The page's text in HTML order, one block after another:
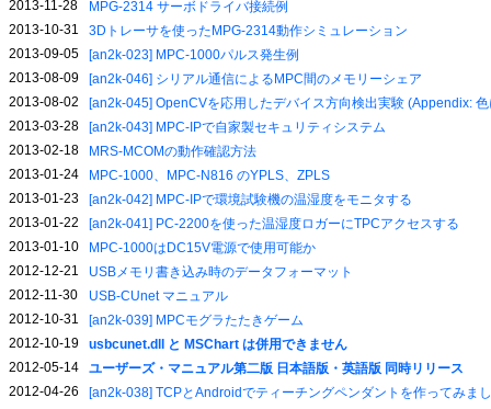
2013-11-28
MPG-2314 サーボドライバ接続例
2013-10-31
3Dトレーサを使ったMPG-2314動作シミュレーション
2013-09-05
[an2k-023] MPC-1000パルス発生例
2013-08-09
[an2k-046] シリアル通信によるMPC間のメモリーシェア
2013-08-02
[an2k-045] OpenCVを応用したデバイス方向検出実験 (Appendix:
2013-03-28
[an2k-043] MPC-IPで自家製セキュリティシステム
2013-02-18
MRS-MCOMの動作確認方法
2013-01-24
MPC-1000、MPC-N816 のYPLS、ZPLS
2013-01-23
[an2k-042] MPC-IPで環境試験機の温湿度をモニタする
2013-01-22
[an2k-041] PC-2200を使った温湿度ロガーにTPCアクセスする
2013-01-10
MPC-1000はDC15V電源で使用可能か
2012-12-21
USBメモリ書き込み時のデータフォーマット
2012-11-30
USB-CUnet マニュアル
2012-10-31
[an2k-039] MPCモグラたたきゲーム
2012-10-19
usbcunet.dll と MSChart は併用できません
2012-05-14
ユーザーズ・マニュアル第二版 日本語版・英語版 同時リリース
2012-04-26
[an2k-038] TCPとAndroidでティーチングペンダントを作ってみま